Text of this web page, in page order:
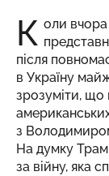
К оли вчора
після
в Україну
зрозуміти, що
з
На думку
за війну, яка